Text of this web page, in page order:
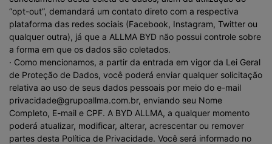
“opt-out”, demandará um contato direto com a respectiva
plataforma das redes sociais (Facebook, Instagram, Twitter ou
qualquer outra), já que a ALLMA BYD não possui controle sobre
a forma em que os dados são coletados.
· Como mencionamos, a partir da entrada em vigor da Lei Geral
de Proteção de Dados, você poderá enviar qualquer solicitação
relativa ao uso de seus dados pessoais por meio do e-mail
privacidade@grupoallma.com.br, enviando seu Nome
Completo, E-mail e CPF. A BYD ALLMA, a qualquer momento
poderá atualizar, modificar, alterar, acrescentar ou remover
partes desta Política de Privacidade. Você será informado no